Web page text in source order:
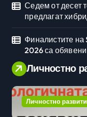
Седем от десет
предлагат
Финалистите
2026 са обявени
Личностно
Личностно